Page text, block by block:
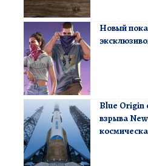
Новый
Blue Origin
взрыва